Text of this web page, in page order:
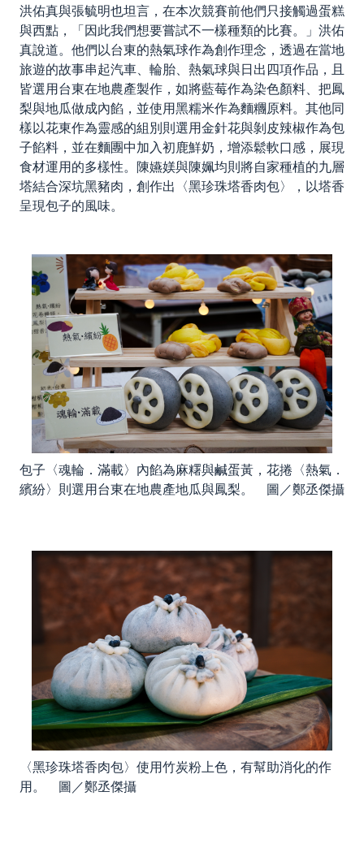
洪佑真與張毓明也坦言，在本次競賽前他們只接觸過蛋糕
與西點，「因此我們想要嘗試不一樣種類的比賽。」洪佑
真說道。他們以台東的熱氣球作為創作理念，透過在當地
旅遊的故事串起汽車、輪胎、熱氣球與日出四項作品，且
皆選用台東在地農產製作，如將藍莓作為染色顏料、把鳳
梨與地瓜做成內餡，並使用黑糯米作為麵糰原料。其他同
樣以花東作為靈感的組別則選用金針花與剝皮辣椒作為包
子餡料，並在麵團中加入初鹿鮮奶，增添鬆軟口感，展現
食材運用的多樣性。陳嬿媄與陳姵均則將自家種植的九層
塔結合深坑黑豬肉，創作出〈黑珍珠塔香肉包〉，以塔香
呈現包子的風味。
包子〈魂輪．滿載〉內餡為麻糬與鹹蛋黃，花捲〈熱氣．
繽紛〉則選用台東在地農產地瓜與鳳梨。 圖／鄭丞傑攝
〈黑珍珠塔香肉包〉使用竹炭粉上色，有幫助消化的作
用。 圖／鄭丞傑攝